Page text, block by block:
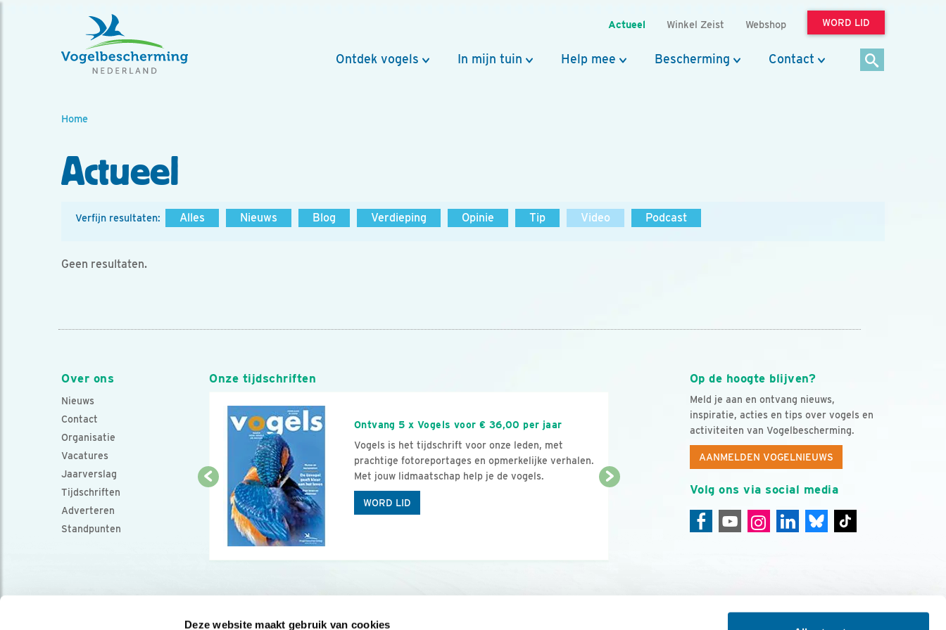
Deze website maakt gebruik van cookies
Actueel Winkel Zeist Webshop WORD LID
Ontdek vogels In mijn tuin Help mee Bescherming Contact
Home
Actueel
Verfijn resultaten: Alles Nieuws Blog Verdieping Opinie Tip Video Podcast
Geen resultaten.
Over ons
Nieuws
Contact
Organisatie
Vacatures
Jaarverslag
Tijdschriften
Adverteren
Standpunten
Op de hoogte blijven?
Meld je aan en ontvang nieuws,
inspiratie, acties en tips over vogels en
activiteiten van Vogelbescherming.
AANMELDEN VOGELNIEUWS
Volg ons via social media
Onze tijdschriften
Ontvang 5 x Vogels voor € 36,00 per jaar
Vogels is het tijdschrift voor onze leden, met
prachtige fotoreportages en opmerkelijke verhalen.
Met jouw lidmaatschap help je de vogels.
WORD LID